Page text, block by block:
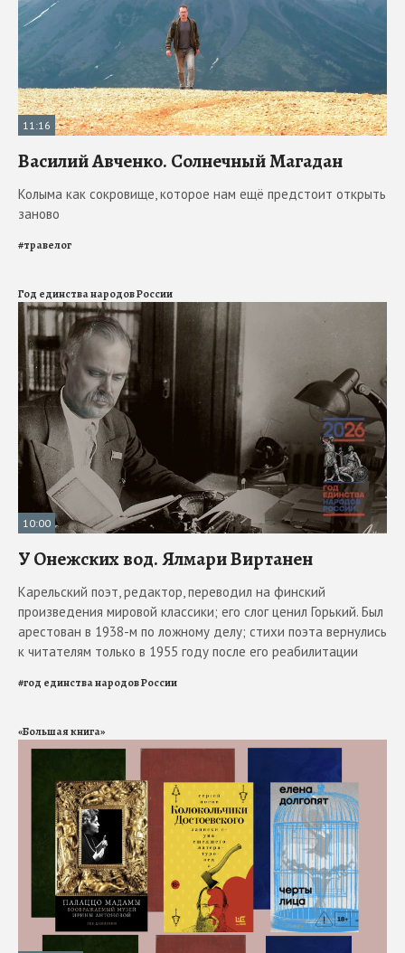
11:16
Василий Авченко. Солнечный Магадан
Колыма как сокровище, которое нам ещё предстоит открыть
заново
#травелог
Год единства народов России
10:00
У Онежских вод. Ялмари Виртанен
Карельский поэт, редактор, переводил на финский
произведения мировой классики; его слог ценил Горький. Был
арестован в 1938-м по ложному делу; стихи поэта вернулись
к читателям только в 1955 году после его реабилитации
#год единства народов России
«Большая книга»